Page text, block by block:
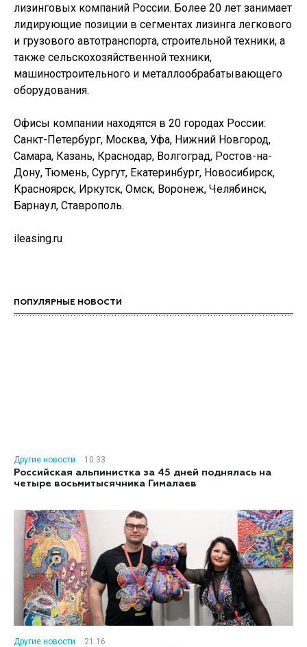
лизинговых компаний России. Более 20 лет занимает
лидирующие позиции в сегментах лизинга легкового
и грузового автотранспорта, строительной техники, а
также сельскохозяйственной техники,
машиностроительного и металлообрабатывающего
оборудования.
Офисы компании находятся в 20 городах России:
Санкт-Петербург, Москва, Уфа, Нижний Новгород,
Самара, Казань, Краснодар, Волгоград, Ростов-на-
Дону, Тюмень, Сургут, Екатеринбург, Новосибирск,
Красноярск, Иркутск, Омск, Воронеж, Челябинск,
Барнаул, Ставрополь.
‪ileasing.ru
ПОПУЛЯРНЫЕ НОВОСТИ
Другие новости
10:33
Российская альпинистка за 45 дней поднялась на
четыре восьмитысячника Гималаев
Другие новости
21:16